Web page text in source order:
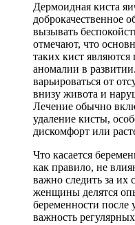
Дермоидная киста
доброкачественное
вызывать
отмечают, что
таких кист
аномалии в
варьироваться от
внизу живота и
Лечение обычно
удаление кисты,
дискомфорт или
Что касается
как правило, не
важно следить за их
женщины делятся
беременности после
важность